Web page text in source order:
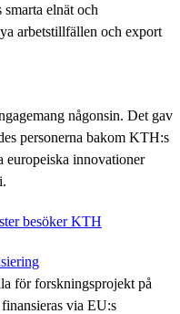
elnät och
arbetstillfällen och export
någonsin. Det gav
personerna bakom KTH:s
europeiska innovationer
besöker KTH
för forskningsprojekt på
via EU:s